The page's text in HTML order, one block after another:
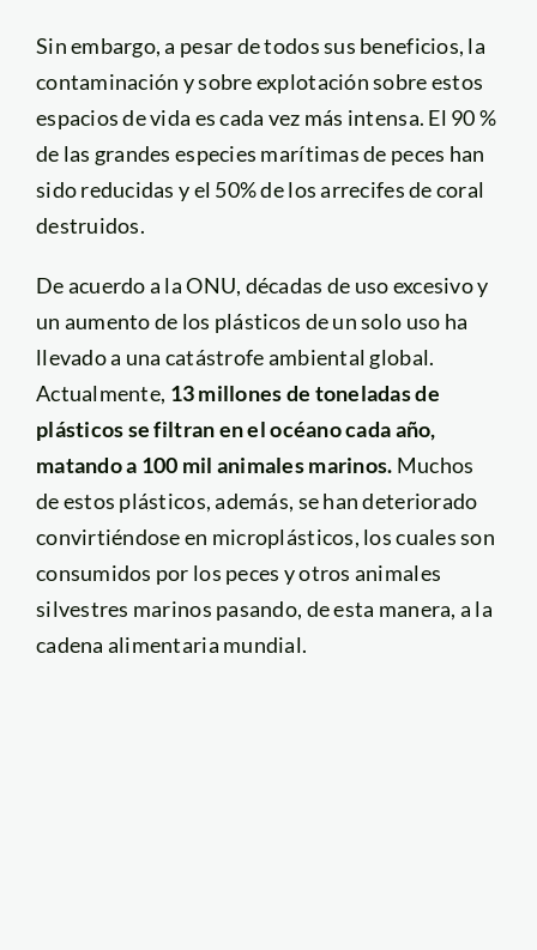
Sin embargo, a pesar de todos sus beneficios, la
contaminación y sobre explotación sobre estos
espacios de vida es cada vez más intensa. El 90 %
de las grandes especies marítimas de peces han
sido reducidas y el 50% de los arrecifes de coral
destruidos.
De acuerdo a la ONU, décadas de uso excesivo y
un aumento de los plásticos de un solo uso ha
llevado a una catástrofe ambiental global.
Actualmente, 13 millones de toneladas de
plásticos se filtran en el océano cada año,
matando a 100 mil animales marinos. Muchos
de estos plásticos, además, se han deteriorado
convirtiéndose en microplásticos, los cuales son
consumidos por los peces y otros animales
silvestres marinos pasando, de esta manera, a la
cadena alimentaria mundial.